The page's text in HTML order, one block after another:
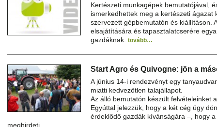
Kertészeti munkagépek bemutatójával,
ismerkedhettek meg a kertészeti ágazat
szervezett gépbemutatón és kiállításon.
elsajátítására és tapasztalatcserére
gazdáknak. tovább…
Start Agro és Quivogne: jön a
A június 14-i rendezvényt egy
miatti kedvezőtlen talajállapot.
Az álló bemutatón készült felvételeinket
Egyúttal jelezzük, hogy a két cég úgy
érdeklődő gazdák kívánságára –, hogy
meghirdeti.